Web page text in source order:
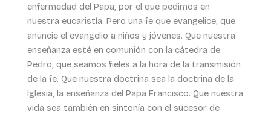
enfermedad del Papa, por el que pedimos en
nuestra eucaristía. Pero una fe que evangelice, que
anuncie el evangelio a niños y jóvenes. Que nuestra
enseñanza esté en comunión con la cátedra de
Pedro, que seamos fieles a la hora de la transmisión
de la fe. Que nuestra doctrina sea la doctrina de la
Iglesia, la enseñanza del Papa Francisco. Que nuestra
vida sea también en sintonía con el sucesor de